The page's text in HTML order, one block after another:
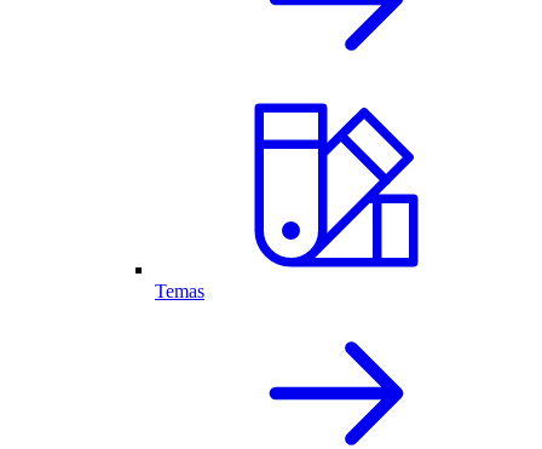
Temas